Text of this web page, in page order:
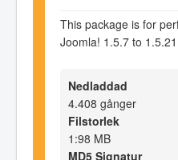
This package is for
Joomla! 1.5.7 to 1.5.21
Nedladdad
4.408 gånger
Filstorlek
1:98 MB
MD5 Signatur